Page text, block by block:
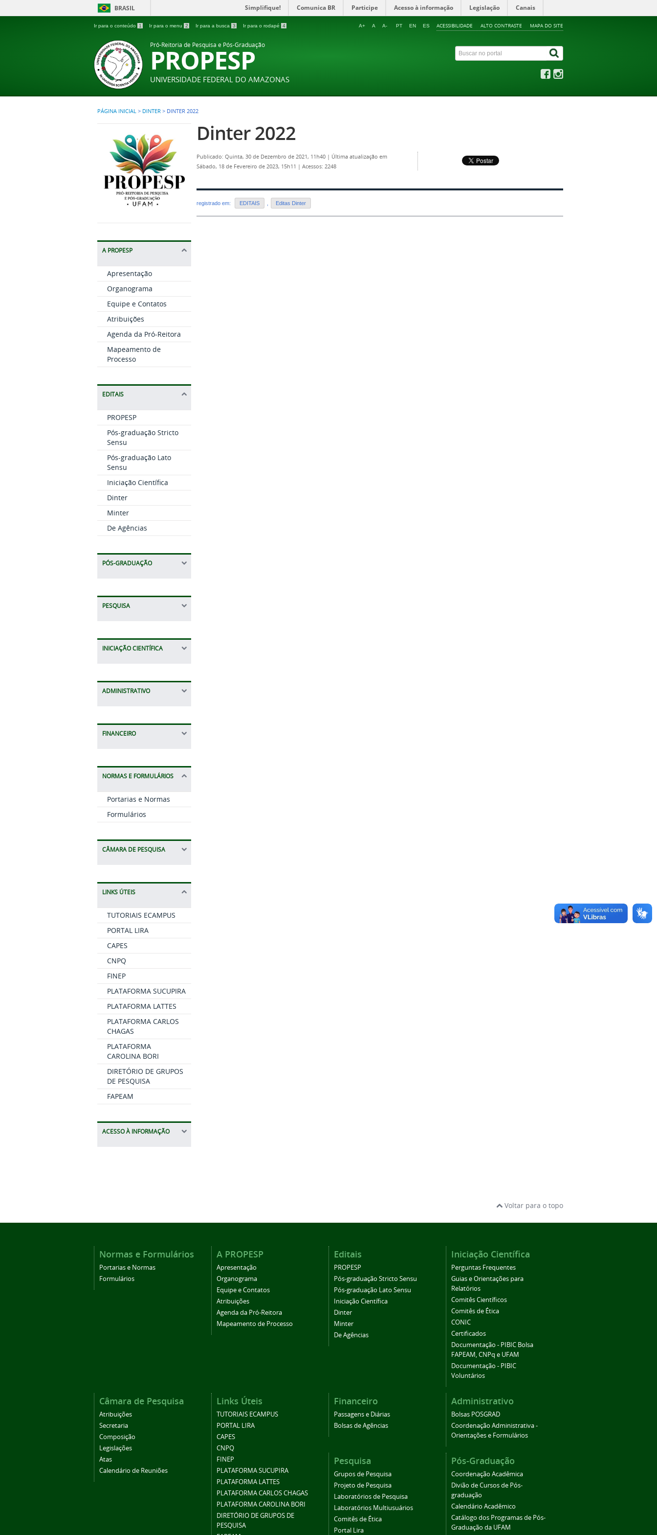
BRASIL Simplifique! Comunica BR Participe Acesso à informação Legislação Canais
Ir para o conteúdo 1 Ir para o menu 2 Ir para a busca 3 Ir para o rodapé 4 ACESSIBILIDADE ALTO CONTRASTE MAPA DO SITE
A+ A A- PT EN ES
Pró-Reitoria de Pesquisa e Pós-Graduação
PROPESP
UNIVERSIDADE FEDERAL DO AMAZONAS
PÁGINA INICIAL > DINTER > DINTER 2022
A PROPESP
Apresentação
Organograma
Equipe e Contatos
Atribuições
Agenda da Pró-Reitora
Mapeamento de
Processo
EDITAIS
PROPESP
Pós-graduação Stricto
Sensu
Pós-graduação Lato
Sensu
Iniciação Científica
Dinter
Minter
De Agências
PÓS-GRADUAÇÃO
PESQUISA
INICIAÇÃO CIENTÍFICA
ADMINISTRATIVO
FINANCEIRO
NORMAS E FORMULÁRIOS
Portarias e Normas
Formulários
CÂMARA DE PESQUISA
LINKS ÚTEIS
TUTORIAIS ECAMPUS
PORTAL LIRA
CAPES
CNPQ
FINEP
PLATAFORMA SUCUPIRA
PLATAFORMA LATTES
PLATAFORMA CARLOS
CHAGAS
PLATAFORMA
CAROLINA BORI
DIRETÓRIO DE GRUPOS
DE PESQUISA
FAPEAM
ACESSO À INFORMAÇÃO
Dinter 2022
Publicado: Quinta, 30 de Dezembro de 2021, 11h40 | Última atualização em
Sábado, 18 de Fevereiro de 2023, 15h11 | Acessos: 2248
registrado em: EDITAIS Editas Dinter
Voltar para o topo
Normas e Formulários
Portarias e Normas
Formulários
A PROPESP
Apresentação
Organograma
Equipe e Contatos
Atribuições
Agenda da Pró-Reitora
Mapeamento de Processo
Editais
PROPESP
Pós-graduação Stricto Sensu
Pós-graduação Lato Sensu
Iniciação Científica
Dinter
Minter
De Agências
Iniciação Científica
Perguntas Frequentes
Guias e Orientações para
Relatórios
Comitês Científicos
Comitês de Ética
CONIC
Certificados
Documentação - PIBIC Bolsa
FAPEAM, CNPq e UFAM
Documentação - PIBIC
Voluntários
Câmara de Pesquisa
Atribuições
Secretaria
Composição
Legislações
Atas
Calendário de Reuniões
Links Úteis
TUTORIAIS ECAMPUS
PORTAL LIRA
CAPES
CNPQ
FINEP
PLATAFORMA SUCUPIRA
PLATAFORMA LATTES
PLATAFORMA CARLOS CHAGAS
PLATAFORMA CAROLINA BORI
DIRETÓRIO DE GRUPOS DE
PESQUISA
Financeiro
Passagens e Diárias
Bolsas de Agências
Administrativo
Bolsas POSGRAD
Coordenação Administrativa -
Orientações e Formulários
Pesquisa
Grupos de Pesquisa
Projeto de Pesquisa
Laboratórios de Pesquisa
Laboratórios Multiusuários
Comitês de Ética
Portal Lira
Pós-Graduação
Coordenação Acadêmica
Divião de Cursos de Pós-
graduação
Calendário Acadêmico
Catálogo dos Programas de Pós-
Graduação da UFAM